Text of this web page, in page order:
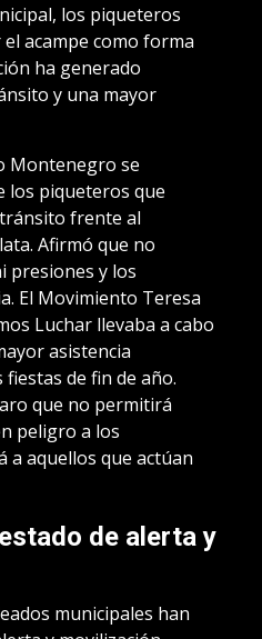
los piqueteros
acampe como forma
ha generado
y una mayor
Montenegro se
los piqueteros que
frente al
Afirmó que no
presiones y los
El Movimiento Teresa
Luchar llevaba a cabo
asistencia
de fin de año.
que no permitirá
peligro a los
a aquellos que actúan
de alerta y
municipales han